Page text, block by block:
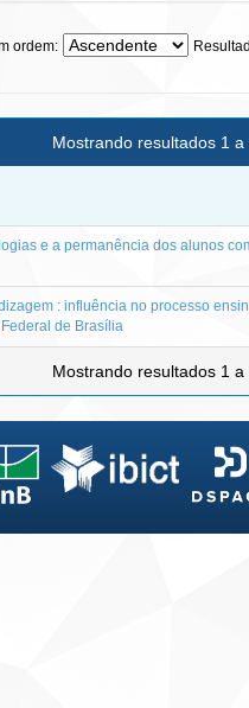
ordem:
Mostrando resultados 1 a
e a permanência dos alunos
: influência no processo
de Brasília
Mostrando resultados 1 a